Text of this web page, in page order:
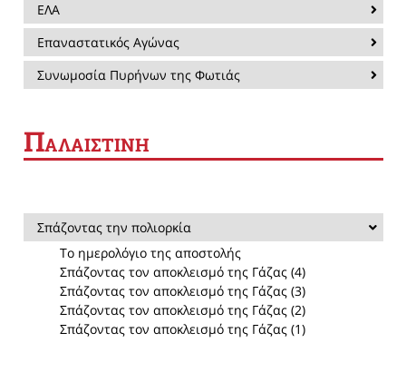
ΕΛΑ
Επαναστατικός Αγώνας
Συνωμοσία Πυρήνων της Φωτιάς
ΠΑΛΑΙΣΤΙΝΗ
Σπάζοντας την πολιορκία
Το ημερολόγιο της αποστολής
Σπάζοντας τον αποκλεισμό της Γάζας (4)
Σπάζοντας τον αποκλεισμό της Γάζας (3)
Σπάζοντας τον αποκλεισμό της Γάζας (2)
Σπάζοντας τον αποκλεισμό της Γάζας (1)